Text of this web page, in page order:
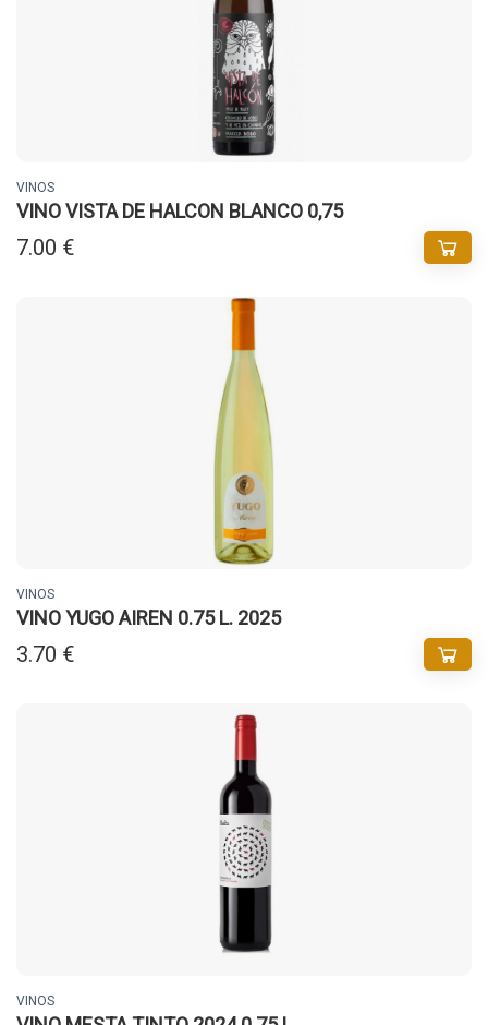
VINOS
VINO VISTA DE HALCON BLANCO 0,75
7.00 €
VINOS
VINO YUGO AIREN 0.75 L. 2025
3.70 €
VINOS